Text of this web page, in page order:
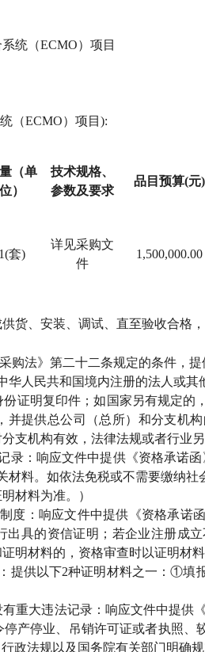
统（ECMO）项目
（ECMO）项目):
（单
位）
技术规格、
参数及要求
品目预算(元)
1(套)
详见采购文
件
1,500,000.00
货、安装、调试、直至验收合格
购法》第二十二条规定的条件，提
华人民共和国境内注册的法人或
证明复印件；如国家另有规定
并提供总公司（总所）和分支机
支机构有效，法律法规或者行业另
录：响应文件中提供《资格承诺
材料。如依法免税或不需要缴纳
材料为准。）
度：响应文件中提供《资格承诺
出具的资信证明；若企业注册成
明材料的，资格审查时以证明材料
提供以下2种证明材料之一：①
重大违法记录：响应文件中提
产停业、吊销许可证或者执照、
政法规以及国务院有关部门明确